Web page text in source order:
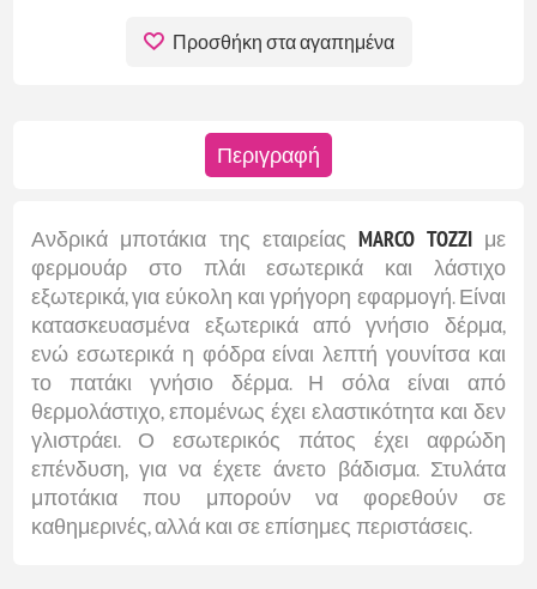
Προσθήκη στα αγαπημένα
Περιγραφή
Ανδρικά μποτάκια της εταιρείαςMARCO TOZZIμε
φερμουάρ στο πλάι εσωτερικά και λάστιχο
εξωτερικά, για εύκολη και γρήγορη εφαρμογή. Είναι
κατασκευασμένα εξωτερικά από γνήσιο δέρμα,
ενώ εσωτερικά η φόδρα είναι λεπτή γουνίτσα και
το πατάκι γνήσιο δέρμα. Η σόλα είναι από
θερμολάστιχο, επομένως έχει ελαστικότητα και δεν
γλιστράει. Ο εσωτερικός πάτος έχει αφρώδη
επένδυση, για να έχετε άνετο βάδισμα. Στυλάτα
μποτάκια που μπορούν να φορεθούν σε
καθημερινές, αλλά και σε επίσημες περιστάσεις.